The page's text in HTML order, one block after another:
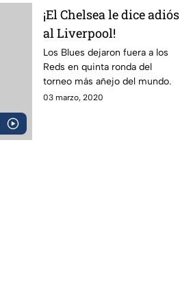
¡El Chelsea le dice adiós
al Liverpool!
Los Blues dejaron fuera a los
Reds en quinta ronda del
torneo más añejo del mundo.
03 marzo, 2020